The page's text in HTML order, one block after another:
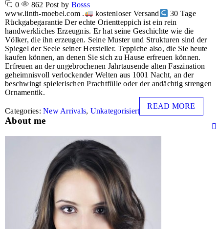
0
862 Post by Bosss
www.linth-moebel.com .
kostenloser Versand
30 Tage
Rückgabegarantie Der echte Orientteppich ist ein rein
handwerkliches Erzeugnis. Er hat seine Geschichte wie die
Völker, die ihn erzeugen. Seine Muster und Strukturen sind der
Spiegel der Seele seiner Hersteller. Teppiche also, die Sie heute
kaufen können, an denen Sie sich zu Hause erfreuen können.
Erfreuen an der ungebrochenen Jahrtausende alten Faszination
geheimnisvoll verlockender Welten aus 1001 Nacht, an der
beschwingt spielerischen Prachtfülle oder der andächtig strengen
Ornamentik.
READ MORE
Categories: New Arrivals, Unkategorisiert
About me